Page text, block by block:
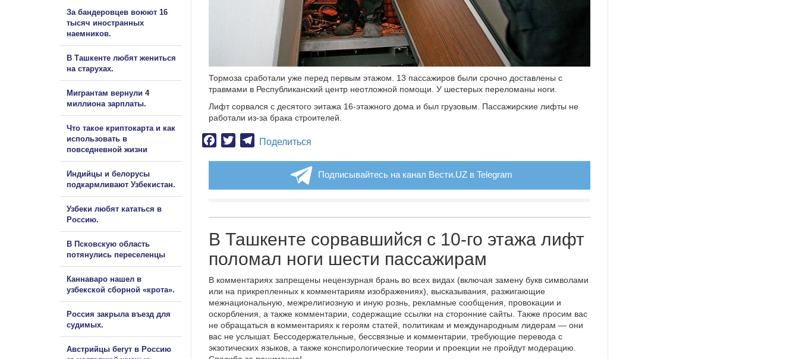
Тормоза сработали уже перед первым этажом. 13 пассажиров были срочно доставлены с
травмами в Республиканский центр неотложной помощи. У шестерых переломаны ноги.
Лифт сорвался с десятого эитажа 16-этажного дома и был грузовым. Пассажирские лифты не
работали из-за брака строителей.
Facebook
TwitterTelegram
Поделиться
Подписывайтесь на канал Вести.UZ в Telegram
В Ташкенте сорвавшийся с 10-го этажа лифт
поломал ноги шести пассажирам
В комментариях запрещены нецензурная брань во всех видах (включая замену букв символами
или на прикрепленных к комментариям изображениях), высказывания, разжигающие
межнациональную, межрелигиозную и иную рознь, рекламные сообщения, провокации и
оскорбления, а также комментарии, содержащие ссылки на сторонние сайты. Также просим вас
не обращаться в комментариях к героям статей, политикам и международным лидерам — они
вас не услышат. Бессодержательные, бессвязные и комментарии, требующие перевода с
экзотических языков, а также конспирологические теории и проекции не пройдут модерацию.
За бандеровцев воюют 16
тысяч иностранных
наемников.
В Ташкенте любят жениться
на старухах.
Мигрантам вернули 4
миллиона зарплаты.
Что такое криптокарта и как
использовать в
повседневной жизни
Индийцы и белорусы
подкармливают Узбекистан.
Узбеки любят кататься в
Россию.
В Псковскую область
потянулись переселенцы
Каннаваро нашел в
узбекской сборной «крота».
Россия закрыла въезд для
судимых.
Австрийцы бегут в Россию